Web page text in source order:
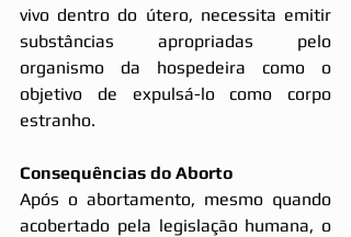
vivo dentro do útero, necessita emitir
substâncias apropriadas pelo
organismo da hospedeira como o
objetivo de expulsá-lo como corpo
estranho.
Consequências do Aborto
Após o abortamento, mesmo quando
acobertado pela legislação humana, o